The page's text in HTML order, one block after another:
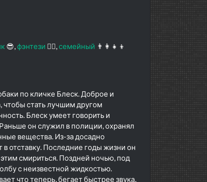
😎 фэнтези 🧝‍♂️ семейный 👨‍👩‍👧‍👦
по кличке Блеск. Доброе и
стать лучшим другом
Блеск умеет говорить и
он служил в полиции, охранял
вещества. Из-за досадно
отставку. Последние годы жизни он
смириться. Поздней ночью, под
с неизвестной жидкостью.
что теперь, бегает быстрее звука,